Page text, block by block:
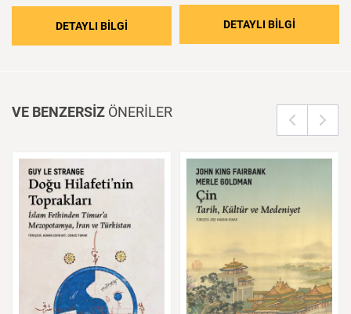
DETAYLI BİLGİ : Ahilik: Eşyaya Teslim Olmayan Ahlak
DETAYLI BİLGİ
VE BENZERSİZ ÖNERİLER